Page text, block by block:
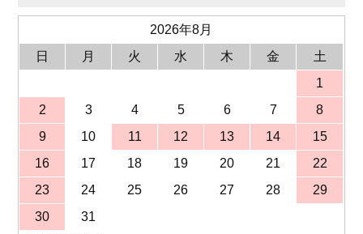
2026年8月
日
月 火 水 木 金
土
1
2
3 4 5 6 7
8
9
10 11 12 13 14
15
16
17 18 19 20 21
22
23
24 25 26 27 28
29
30
31